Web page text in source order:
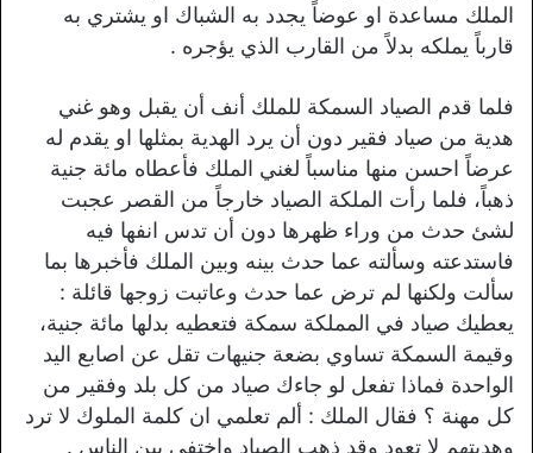
الملك مساعدة او عوضاً يجدد به الشباك او يشتري به
قارباً يملكه بدلاً من القارب الذي يؤجره .
فلما قدم الصياد السمكة للملك أنف أن يقبل وهو غني
هدية من صياد فقير دون أن يرد الهدية بمثلها او يقدم له
عرضاً احسن منها مناسباً لغني الملك فأعطاه مائة جنية
ذهباً، فلما رأت الملكة الصياد خارجاً من القصر عجبت
لشئ حدث من وراء ظهرها دون أن تدس انفها فيه
فاستدعته وسألته عما حدث بينه وبين الملك فأخبرها بما
سألت ولكنها لم ترض عما حدث وعاتبت زوجها قائلة :
يعطيك صياد في المملكة سمكة فتعطيه بدلها مائة جنية،
وقيمة السمكة تساوي بضعة جنيهات تقل عن اصابع اليد
الواحدة فماذا تفعل لو جاءك صياد من كل بلد وفقير من
كل مهنة ؟ فقال الملك : ألم تعلمي ان كلمة الملوك لا ترد
وهديتهم لا تعود وقد ذهب الصياد واختفى بين الناس .